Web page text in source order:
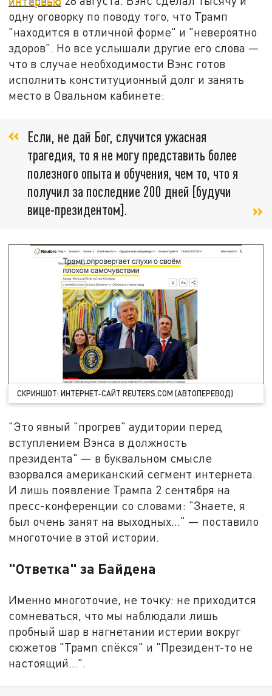
одну оговорку по поводу того, что Трамп
"находится в отличной форме" и "невероятно
здоров". Но все услышали другие его слова —
что в случае необходимости Вэнс готов
исполнить конституционный долг и занять
место в Овальном кабинете:
Если, не дай Бог, случится ужасная
трагедия, то я не могу представить более
полезного опыта и обучения, чем то, что я
получил за последние 200 дней [будучи
вице-президентом].
СКРИНШОТ: ИНТЕРНЕТ-САЙТ REUTERS.COM (АВТОПЕРЕВОД)
"Это явный "прогрев" аудитории перед
вступлением Вэнса в должность
президента" — в буквальном смысле
взорвался американский сегмент интернета.
И лишь появление Трампа 2 сентября на
пресс-конференции со словами: "Знаете, я
был очень занят на выходных…" — поставило
многоточие в этой истории.
"Ответка" за Байдена
Именно многоточие, не точку: не приходится
сомневаться, что мы наблюдали лишь
пробный шар в нагнетании истерии вокруг
сюжетов "Трамп спёкся" и "Президент-то не
настоящий…".